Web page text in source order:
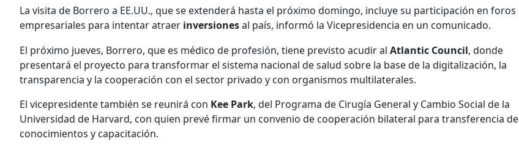
La visita de Borrero a EE.UU., que se extenderá hasta el próximo domingo, incluye su participación en foros
empresariales para intentar atraer inversionesal país, informó la Vicepresidencia en un comunicado.
El próximo jueves, Borrero, que es médico de profesión, tiene previsto acudir al Atlantic Council, donde
presentará el proyecto para transformar el sistema nacional de salud sobre la base de la digitalización, la
transparencia y la cooperación con el sector privado y con organismos multilaterales.
El vicepresidente también se reunirá con Kee Park, del Programa de Cirugía General y Cambio Social de la
Universidad de Harvard, con quien prevé firmar un convenio de cooperación bilateral para transferencia de
conocimientos y capacitación.